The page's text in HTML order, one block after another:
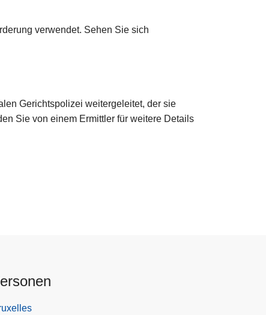
verwendet. Sehen Sie sich
Gerichtspolizei weitergeleitet, der sie
Sie von einem Ermittler für weitere Details